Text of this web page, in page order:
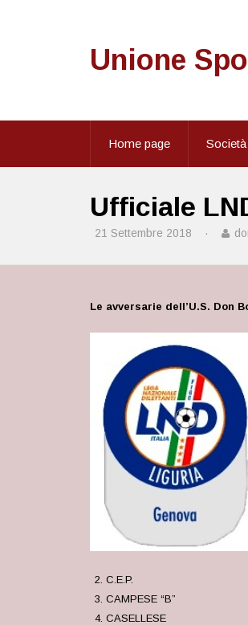
Unione
Home page Società
Ufficiale
21 Settembre 2018 ·
Le avversarie dell’U.S. Don
C.E.P.
CAMPESE “B”
CASELLESE